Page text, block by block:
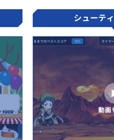
シューテ